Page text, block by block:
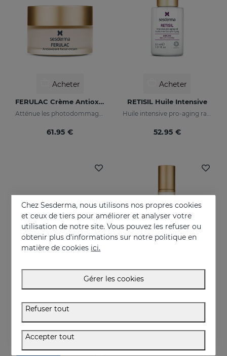
Acheter
FERULAC Crème Antioxydante
Atténue les photodommages graves
61.95 €
Acheter
RETISIL Huile Intensive
Huile intensive pro-aging raffermissante et réduisant les rides
52.95 €
50.95 € 50.95 €
Chez Sesderma, nous utilisons nos propres cookies
et ceux de tiers pour améliorer et analyser votre
utilisation de notre site. Vous pouvez les refuser ou
obtenir plus d'informations sur notre politique en
matière de cookies ici.
Gérer les cookies
Refuser tout
Accepter tout